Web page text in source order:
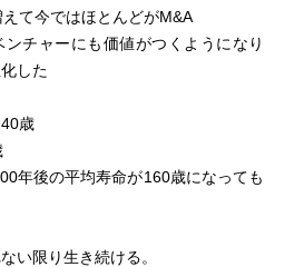
10回トライして9回失敗しても、残
大成功と言われる世界
て今ではほとんどがM&A
チャーにも価値がつくようになり
した
歳
年後の平均寿命が160歳になっても
い限り生き続ける。